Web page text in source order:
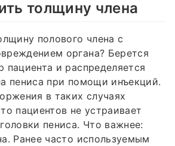
толщину члена
полового члена с
органа? Берется
пациента и распределяется
пениса при помощи инъекций.
в таких случаях
пациентов не устраивает
пениса. Что важнее:
Ранее часто используемым